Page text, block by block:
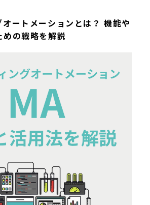
ートメーションとは？ 機能や
の戦略を解説